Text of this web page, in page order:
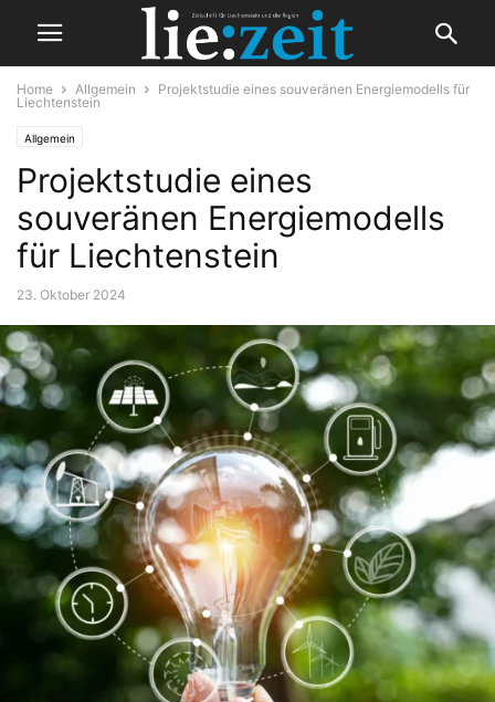
Home Allgemein
Projektstudie eines souveränen Energiemodells für
Liechtenstein
Allgemein
Projektstudie eines
souveränen Energiemodells
für Liechtenstein
23. Oktober 2024